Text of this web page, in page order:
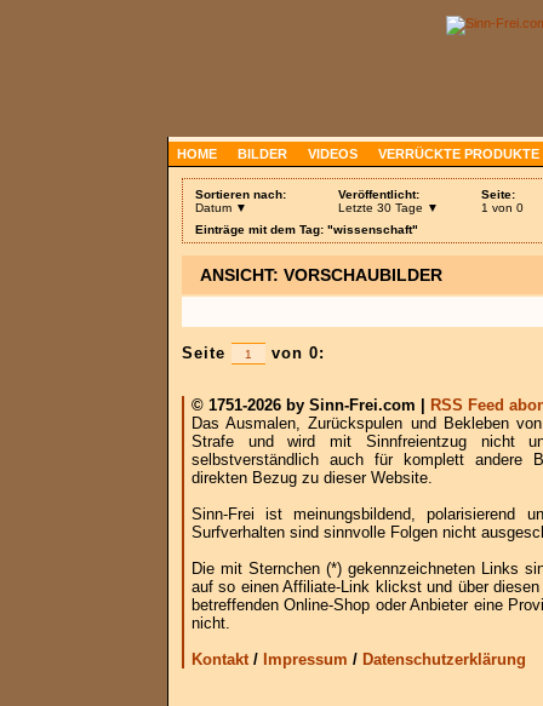
HOME BILDER VIDEOS VERRÜCKTE PRODUKTE
Sortieren nach:
Datum ▼
Veröffentlicht:
Letzte 30 Tage ▼
Seite:
1 von 0
Einträge mit dem Tag: "wissenschaft"
ANSICHT: VORSCHAUBILDER
Seite von 0:
© 1751-2026 by Sinn-Frei.com |
RSS Feed
Das Ausmalen, Zurückspulen und Bekleben
Strafe und wird mit Sinnfreientzug nicht
selbstverständlich auch für komplett andere
direkten Bezug zu dieser Website.
Sinn-Frei ist meinungsbildend, polarisierend
Surfverhalten sind sinnvolle Folgen nicht
Die mit Sternchen (*) gekennzeichneten Links
auf so einen Affiliate-Link klickst und über
betreffenden Online-Shop oder Anbieter eine
nicht.
Kontakt/ Impressum / Datenschutzerklärung